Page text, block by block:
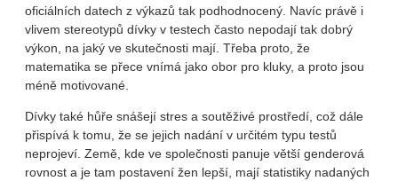
oficiálních datech z výkazů tak podhodnocený. Navíc právě i
vlivem stereotypů dívky v testech často nepodají tak dobrý
výkon, na jaký ve skutečnosti mají. Třeba proto, že
matematika se přece vnímá jako obor pro kluky, a proto jsou
méně motivované.
Dívky také hůře snášejí stres a soutěživé prostředí, což dále
přispívá k tomu, že se jejich nadání v určitém typu testů
neprojeví. Země, kde ve společnosti panuje větší genderová
rovnost a je tam postavení žen lepší, mají statistiky nadaných